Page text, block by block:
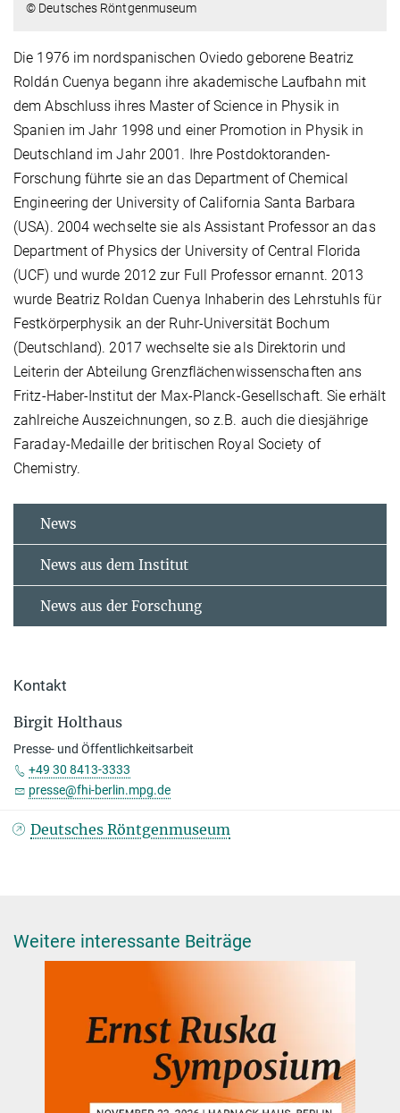
© Deutsches Röntgenmuseum
Die 1976 im nordspanischen Oviedo geborene Beatriz
Roldán Cuenya begann ihre akademische Laufbahn mit
dem Abschluss ihres Master of Science in Physik in
Spanien im Jahr 1998 und einer Promotion in Physik in
Deutschland im Jahr 2001. Ihre Postdoktoranden-
Forschung führte sie an das Department of Chemical
Engineering der University of California Santa Barbara
(USA). 2004 wechselte sie als Assistant Professor an das
Department of Physics der University of Central Florida
(UCF) und wurde 2012 zur Full Professor ernannt. 2013
wurde Beatriz Roldan Cuenya Inhaberin des Lehrstuhls für
Festkörperphysik an der Ruhr-Universität Bochum
(Deutschland). 2017 wechselte sie als Direktorin und
Leiterin der Abteilung Grenzflächenwissenschaften ans
Fritz-Haber-Institut der Max-Planck-Gesellschaft. Sie erhält
zahlreiche Auszeichnungen, so z.B. auch die diesjährige
Faraday-Medaille der britischen Royal Society of
Chemistry.
News
News aus dem Institut
News aus der Forschung
Kontakt
Birgit Holthaus
Presse- und Öffentlichkeitsarbeit
+49 30 8413-3333
presse@fhi-berlin.mpg.de
Deutsches Röntgenmuseum
Weitere interessante Beiträge